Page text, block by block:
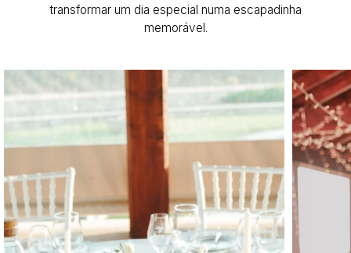
transformar um dia especial numa escapadinha
memorável.